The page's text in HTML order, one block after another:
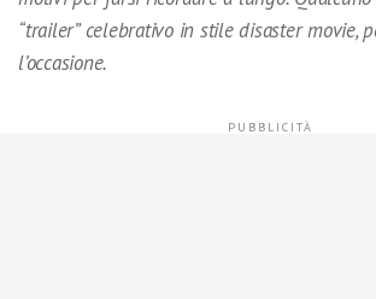
“trailer” celebrativo in stile disaster movie,
l’occasione.